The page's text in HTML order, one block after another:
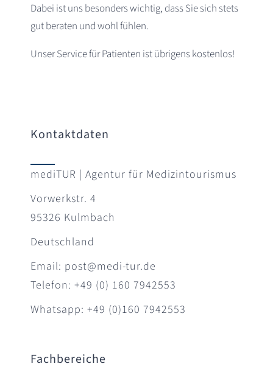
Dabei ist uns besonders wichtig, dass Sie sich stets
gut beraten und wohl fühlen.
Unser Service für Patienten ist übrigens kostenlos!
Kontaktdaten
mediTUR | Agentur für Medizintourismus
Vorwerkstr. 4
95326 Kulmbach
Deutschland
Email: post@medi-tur.de
Telefon: +49 (0) 160 7942553
Whatsapp: +49 (0)160 7942553
Fachbereiche